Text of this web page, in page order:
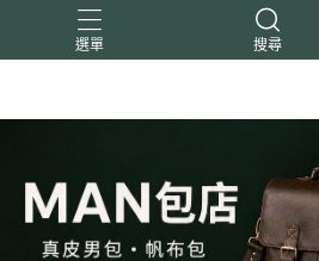
選單 搜尋